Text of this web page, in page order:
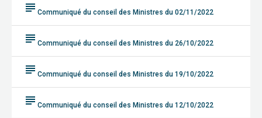
subject Communiqué du conseil des Ministres du 02/11/2022
subject Communiqué du conseil des Ministres du 26/10/2022
subject Communiqué du conseil des Ministres du 19/10/2022
subject Communiqué du conseil des Ministres du 12/10/2022